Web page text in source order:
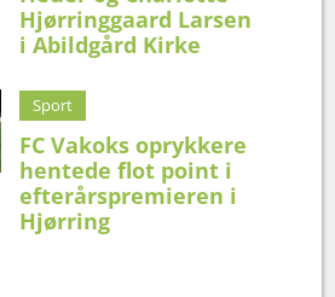
Hjørringgaard Larsen
i Abildgård Kirke
Sport
FC Vakoks oprykkere
hentede flot point i
efterårspremieren i
Hjørring